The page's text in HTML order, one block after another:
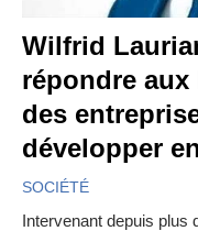
Wilfrid
répondre
des
développer
SOCIÉTÉ
Intervenant depuis plus